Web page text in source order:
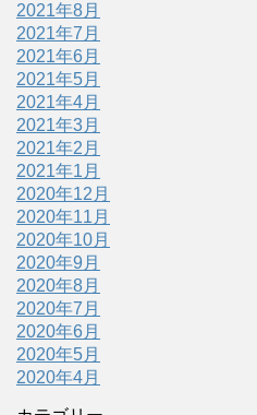
2021年8月
2021年7月
2021年6月
2021年5月
2021年4月
2021年3月
2021年2月
2021年1月
2020年12月
2020年11月
2020年10月
2020年9月
2020年8月
2020年7月
2020年6月
2020年5月
2020年4月